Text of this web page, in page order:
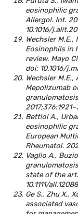
eosinophilic
Allergol. Int.
10.1016/
Wechsler
Eosinophils in
review. Mayo
doi: 10.1016/
Wechsler
Mepolizumab
Bettiol A.,
eosinophilic
European
Rheumatol.
Vaglio A.,
state of the
10.1111/
Ge S., Zhu X.,
associated